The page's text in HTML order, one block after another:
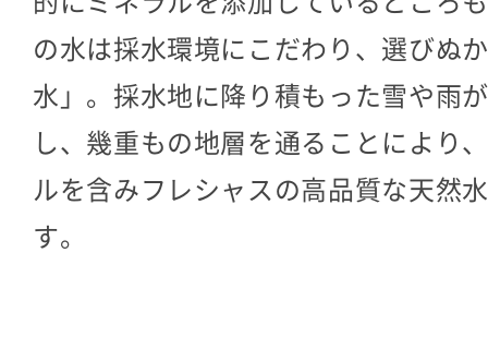
の水は採水環境にこだわり、選びぬ
水」。採水地に降り積もった雪や雨
し、幾重もの地層を通ることにより
ルを含みフレシャスの高品質な天然
す。